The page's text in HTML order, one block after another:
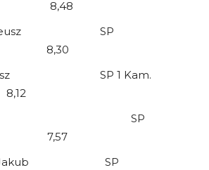
8,48
Mateusz SP
8,30
SP 1 Kam.
Michał SP
Śl. 7,57
Jakub SP